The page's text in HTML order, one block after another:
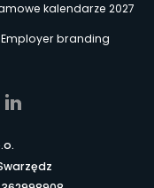
kalendarze 2027
Employer branding